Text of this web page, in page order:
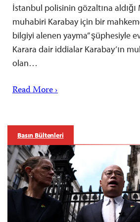
İstanbul polisinin gözaltına
muhabiri Karabay için bir mahkeme
bilgiyi alenen yayma” şüphesiyle
Karara dair iddialar Karabay’ın
olan…
Read More ›
Basın Bültenleri